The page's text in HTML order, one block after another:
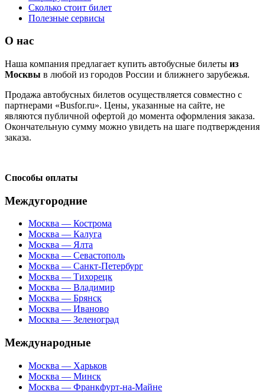
Сколько стоит билет
Полезные сервисы
О нас
Наша компания предлагает купить автобусные билеты из
Москвы в любой из городов России и ближнего зарубежья.
Продажа автобусных билетов осуществляется совместно с
партнерами «Busfor.ru». Цены, указанные на сайте, не
являются публичной офертой до момента оформления заказа.
Окончательную сумму можно увидеть на шаге подтверждения
заказа.
Способы оплаты
Междугородние
Москва — Кострома
Москва — Калуга
Москва — Ялта
Москва — Севастополь
Москва — Санкт-Петербург
Москва — Тихорецк
Москва — Владимир
Москва — Брянск
Москва — Иваново
Москва — Зеленоград
Международные
Москва — Харьков
Москва — Минск
Москва — Франкфурт-на-Майне